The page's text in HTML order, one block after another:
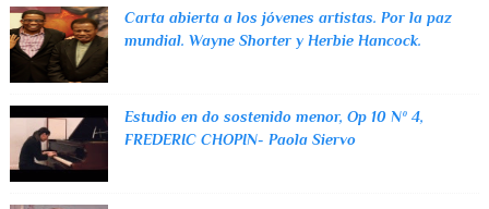
Carta abierta a los jóvenes artistas. Por la paz
mundial. Wayne Shorter y Herbie Hancock.
Estudio en do sostenido menor, Op 10 Nº 4,
FREDERIC CHOPIN- Paola Siervo